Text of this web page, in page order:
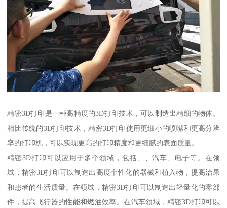
精密3D打印是一种高精度的3D打印技术，可以制造出精细的物体。
相比传统的3D打印技术，精密3D打印使用更细小的喷嘴和更高分辨
率的打印机，可以实现更高的打印精度和更细腻的表面质量。
精密3D打印可以应用于多个领域，包括、、汽车、电子等。在领
域，精密3D打印可以制造出高度个性化的器械和植入物，提高治果
和患者的生活质量。在领域，精密3D打印可以制造出轻量化的零部
件，提高飞行器的性能和燃油效率。在汽车领域，精密3D打印可以